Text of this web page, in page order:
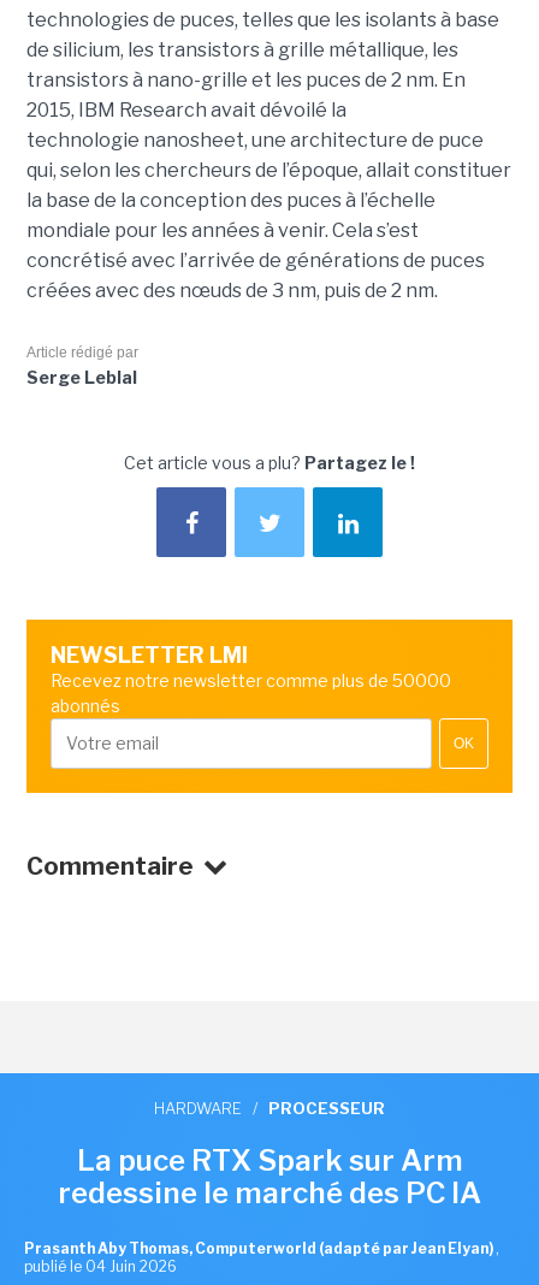
technologies de puces, telles que les isolants à base
de silicium, les transistors à grille métallique, les
transistors à nano-grille et les puces de 2 nm. En
2015, IBM Research avait dévoilé la
technologie nanosheet, une architecture de puce
qui, selon les chercheurs de l’époque, allait constituer
la base de la conception des puces à l’échelle
mondiale pour les années à venir. Cela s’est
concrétisé avec l’arrivée de générations de puces
créées avec des nœuds de 3 nm, puis de 2 nm.
Article rédigé par
Serge Leblal
Cet article vous a plu? Partagez le !
NEWSLETTER LMI
Recevez notre newsletter comme plus de 50000
abonnés
OK
Commentaire
HARDWARE / PROCESSEUR
La puce RTX Spark sur Arm
redessine le marché des PC IA
Prasanth Aby Thomas, Computerworld (adapté par Jean Elyan) ,
publié le 04 Juin 2026